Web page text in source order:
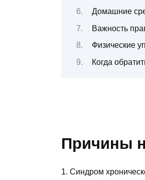
Домашние
Важность
Физические
Когда
Причины
1. Синдром